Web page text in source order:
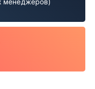
менеджеров)